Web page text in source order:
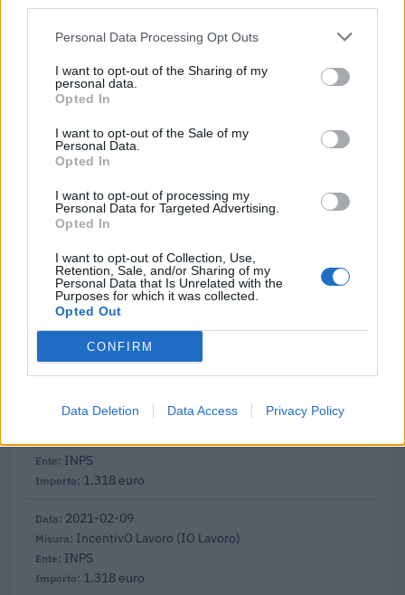
Personal Data Processing Opt Outs
I want to opt-out of the Sharing of my
personal data.
Opted In
I want to opt-out of the Sale of my
Personal Data.
Opted In
I want to opt-out of processing my
Personal Data for Targeted Advertising.
Opted In
I want to opt-out of Collection, Use,
Retention, Sale, and/or Sharing of my
Personal Data that Is Unrelated with the
Purposes for which it was collected.
Opted Out
CONFIRM
Data Deletion Data Access Privacy Policy
Infortuni sul Lavoro - INAIL
12 euro
2022-01-14
Fondo di garanzia per le piccole e medie imprese
n.d.
2021-12-01
IncentivO Lavoro (IO Lavoro)
INPS
1.318 euro
2021-11-16
Incentivo per l'assunzione di lavoratori con almeno
cinquant'anni d'età disoccupati da oltre dodici mesi e di
donne di q
Istituto Nazionale per l'Assicurazione contro gli
Infortuni sul Lavoro - INAIL
30 euro
2021-02-09
IncentivO Lavoro (IO Lavoro)
INPS
1.318 euro
2021-02-09
IncentivO Lavoro (IO Lavoro)
INPS
1.318 euro